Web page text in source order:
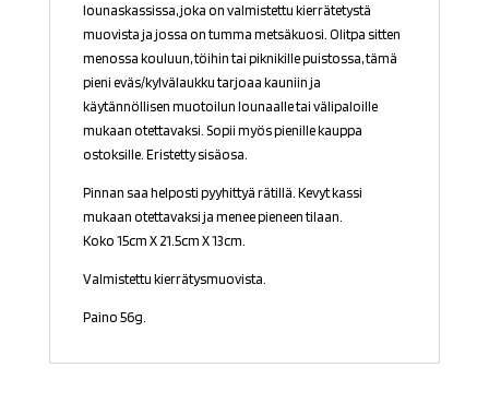
lounaskassissa, joka on valmistettu kierrätetystä
muovista ja jossa on tumma metsäkuosi. Olitpa sitten
menossa kouluun, töihin tai piknikille puistossa, tämä
pieni eväs/kylvälaukku tarjoaa kauniin ja
käytännöllisen muotoilun lounaalle tai välipaloille
mukaan otettavaksi. Sopii myös pienille kauppa
ostoksille. Eristetty sisäosa.
Pinnan saa helposti pyyhittyä rätillä. Kevyt kassi
mukaan otettavaksi ja menee pieneen tilaan.
Koko 15cm X 21.5cm X 13cm.
Valmistettu kierrätysmuovista.
Paino 56g.